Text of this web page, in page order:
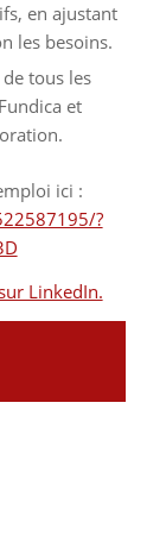
en ajustant
les besoins.
tous les
et
ici :
?
LinkedIn.